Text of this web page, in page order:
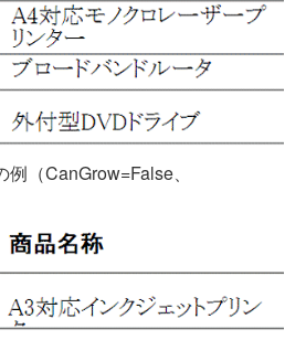
（CanGrow=False、